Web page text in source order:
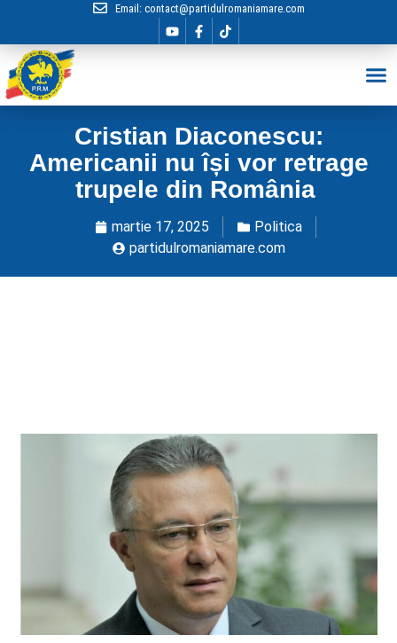
Email: contact@partidulromaniamare.com
Cristian Diaconescu:
Americanii nu își vor retrage
trupele din România
martie 17, 2025
Politica
partidulromaniamare.com